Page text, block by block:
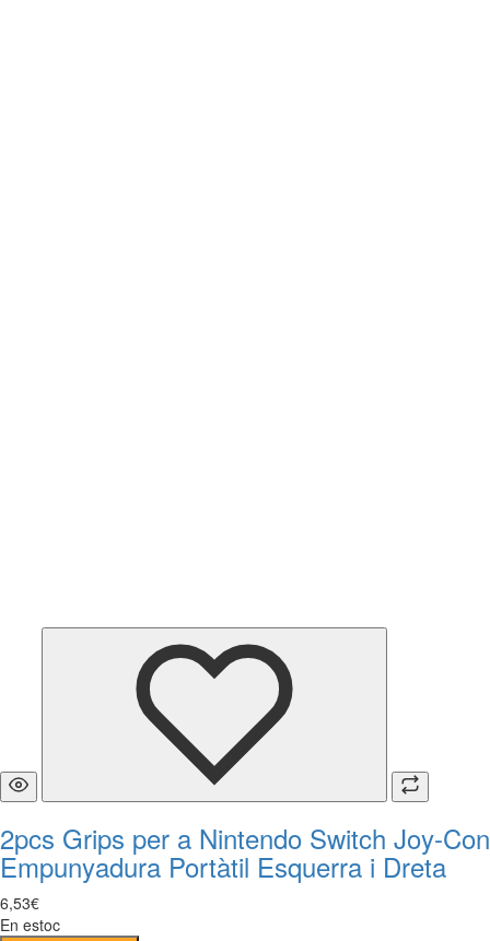
2pcs Grips per a Nintendo Switch Joy-Con
Empunyadura Portàtil Esquerra i Dreta
6,53€
En estoc